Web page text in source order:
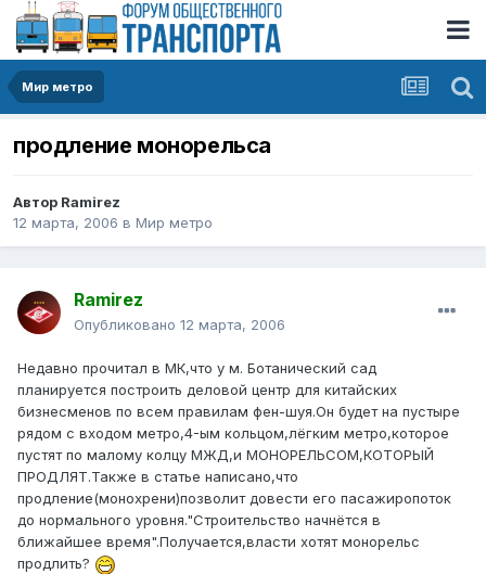
Мир метро
продление монорельса
Автор Ramirez
12 марта, 2006 в Мир метро
Ramirez
Опубликовано 12 марта, 2006
Недавно прочитал в МК,что у м. Ботанический сад
планируется построить деловой центр для китайских
бизнесменов по всем правилам фен-шуя.Он будет на пустыре
рядом с входом метро,4-ым кольцом,лёгким метро,которое
пустят по малому колцу МЖД,и МОНОРЕЛЬСОМ,КОТОРЫЙ
ПРОДЛЯТ.Также в статье написано,что
продление(монохрени)позволит довести его пасажиропоток
до нормального уровня."Строительство начнётся в
ближайшее время".Получается,власти хотят монорельс
продлить?